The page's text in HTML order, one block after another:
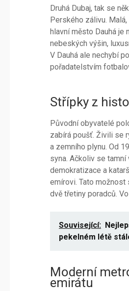
Druhá Dubaj, tak se
Perského zálivu.
hlavní město Dauhá
nebeských výšin,
V Dauhá ale nechybí
pořadatelstvím
Střípky z
Původní obyvatelé
zabírá poušť. Živili se
a zemního plynu. Od
syna. Ačkoliv se
demokratizace a
emírovi. Tato
dvě třetiny poradců.
Související:
pekelném létě
Moderní
emirátu